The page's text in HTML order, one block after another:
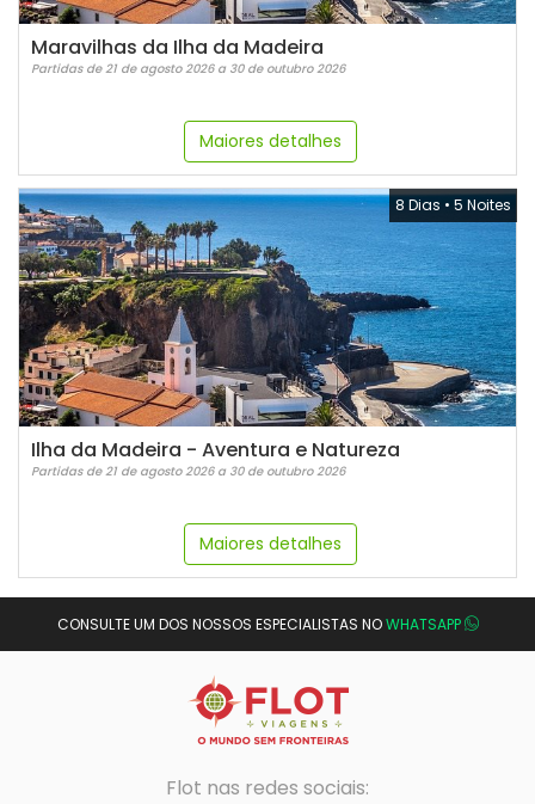
Maravilhas da Ilha da Madeira
Partidas de 21 de agosto 2026 a 30 de outubro 2026
Maiores detalhes
8 Dias • 5 Noites
Ilha da Madeira - Aventura e Natureza
Partidas de 21 de agosto 2026 a 30 de outubro 2026
Maiores detalhes
CONSULTE UM DOS NOSSOS ESPECIALISTAS NOWHATSAPP
Flot nas redes sociais: